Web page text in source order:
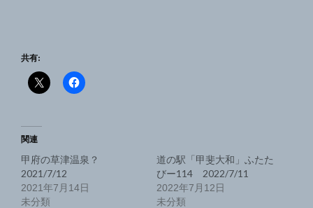
共有:
関連
甲府の草津温泉？
2021/7/12
2021年7月14日
未分類
道の駅「甲斐大和」ふたた
びー114 2022/7/11
2022年7月12日
未分類